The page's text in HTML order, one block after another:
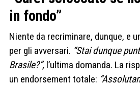
in fondo”
Niente da recriminare, dunque, e
per gli avversari. “Stai dunque
Brasile?”, l’ultima domanda. La
un endorsement totale: